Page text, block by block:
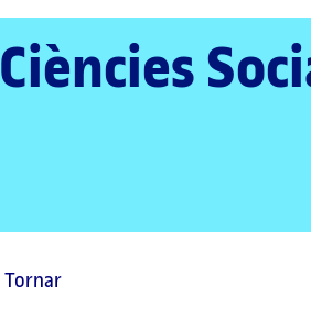
Ciències
Tornara